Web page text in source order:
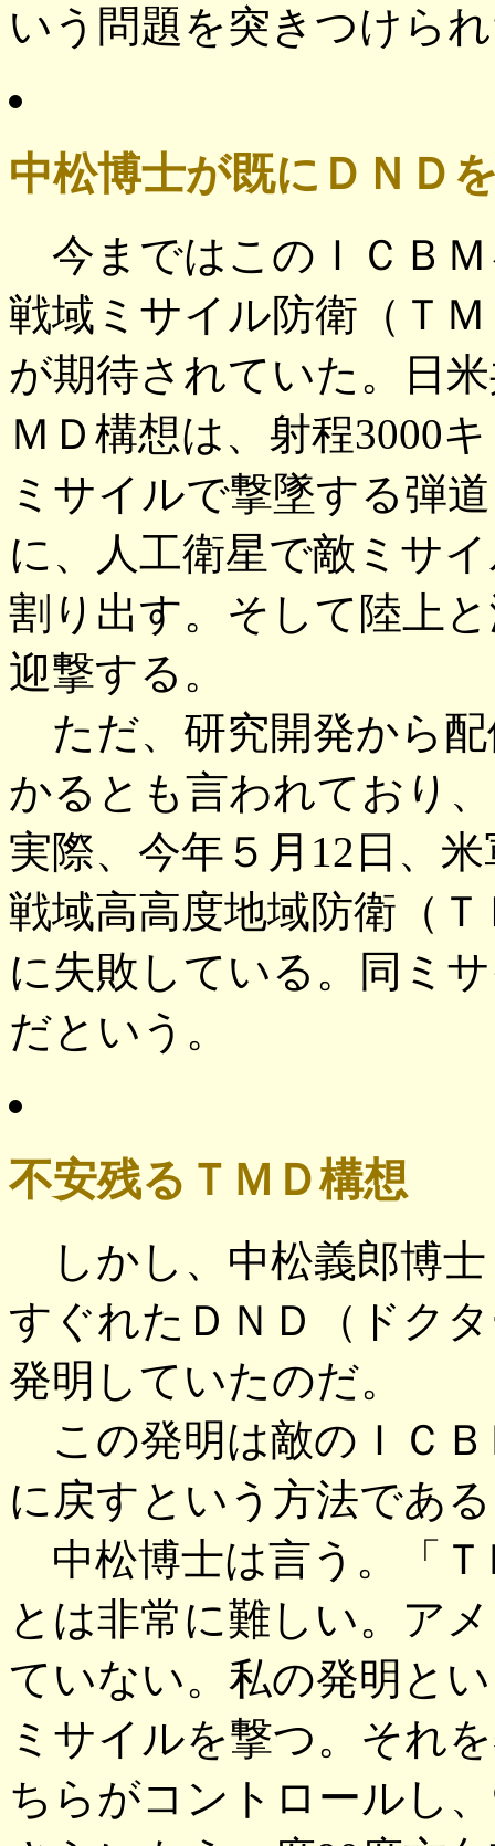
いう問題を突きつけら
中松博士が既にＤＮＤ
今まではこのＩＣＢ
戦域ミサイル防衛（ＴＭ
が期待されていた。日
ＭＤ構想は、射程3000
ミサイルで撃墜する弾
に、人工衛星で敵ミサ
割り出す。そして陸上
迎撃する。
ただ、研究開発から
かるとも言われており
実際、今年５月12日、
戦域高高度地域防衛（
に失敗している。同ミ
だという。
不安残るＴＭＤ構想
しかし、中松義郎博士
すぐれたＤＮＤ（ドク
発明していたのだ。
この発明は敵のＩＣ
に戻すという方法であ
中松博士は言う。「
とは非常に難しい。ア
ていない。私の発明と
ミサイルを撃つ。それ
ちらがコントロールし